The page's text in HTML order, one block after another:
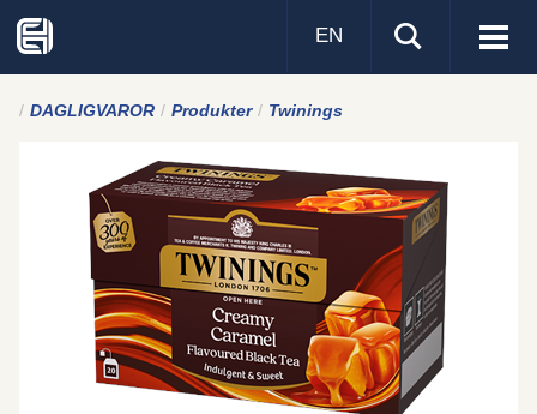
Visa
EN
DAGLIGVAROR Produkter Twinings